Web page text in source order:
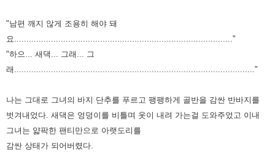
"남편 깨지 않게 조용히 해야 돼
요........................................................................................."
"하으... 새댁... 그래... 그
래.................................................................................................."
나는 그대로 그녀의 바지 단추를 푸르고 팽팽하게 골반을 감싼 반바지를
벗겨내었다. 새댁은 엉덩이를 비틀며 옷이 내려 가는걸 도와주었고 이내
그녀는 얇팍한 팬티만으로 아랫도리를
감싼 상태가 되어버렸다.